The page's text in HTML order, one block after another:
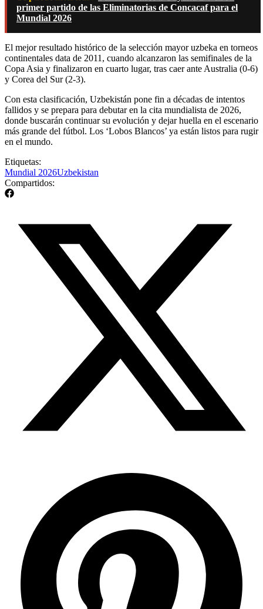
primer partido de las Eliminatorias de Concacaf para el
Mundial 2026
El mejor resultado histórico de la selección mayor uzbeka en torneos
continentales data de 2011, cuando alcanzaron las semifinales de la
Copa Asia y finalizaron en cuarto lugar, tras caer ante Australia (0-6)
y Corea del Sur (2-3).
Con esta clasificación, Uzbekistán pone fin a décadas de intentos
fallidos y se prepara para debutar en la cita mundialista de 2026,
donde buscarán continuar su evolución y dejar huella en el escenario
más grande del fútbol. Los ‘Lobos Blancos’ ya están listos para rugir
en el mundo.
Etiquetas:
Mundial 2026Uzbekistan
Compartidos: